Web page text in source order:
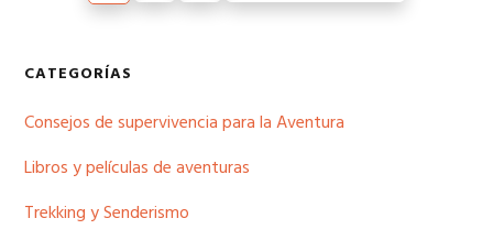
Barra
lateral
principal
CATEGORÍAS
Consejos de supervivencia para la Aventura
Libros y películas de aventuras
Trekking y Senderismo